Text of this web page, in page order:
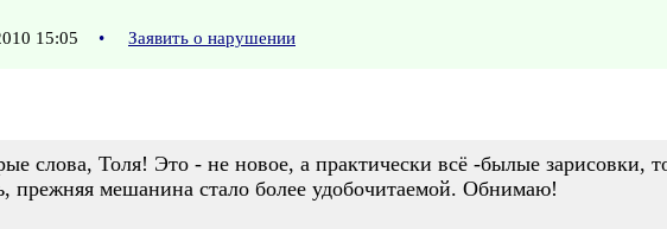
15:05 • Заявить о нарушении
слова, Толя! Это - не новое, а практически всё -былые зарисовки,
прежняя мешанина стало более удобочитаемой. Обнимаю!